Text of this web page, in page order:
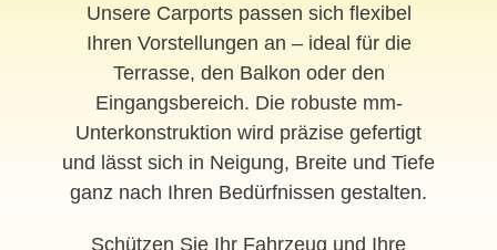
Unsere Carports passen sich flexibel
Ihren Vorstellungen an – ideal für die
Terrasse, den Balkon oder den
Eingangsbereich. Die robuste mm-
Unterkonstruktion wird präzise gefertigt
und lässt sich in Neigung, Breite und Tiefe
ganz nach Ihren Bedürfnissen gestalten.
Schützen Sie Ihr Fahrzeug und Ihre